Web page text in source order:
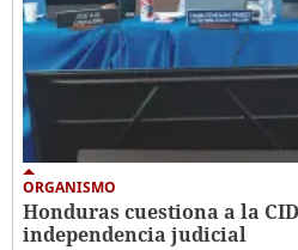
ORGANISMO
Honduras cuestiona a la
independencia judicial